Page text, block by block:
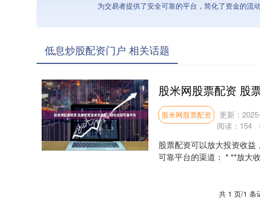
为交易者提供了安全可靠的平台，简化了资金的流动
低息炒股配资门户 相关话题
股米网股票配资 更新：
阅读： 154
股票配资可以放大投资收
可靠平台的渠道： * **放大
共 1 页/1 条